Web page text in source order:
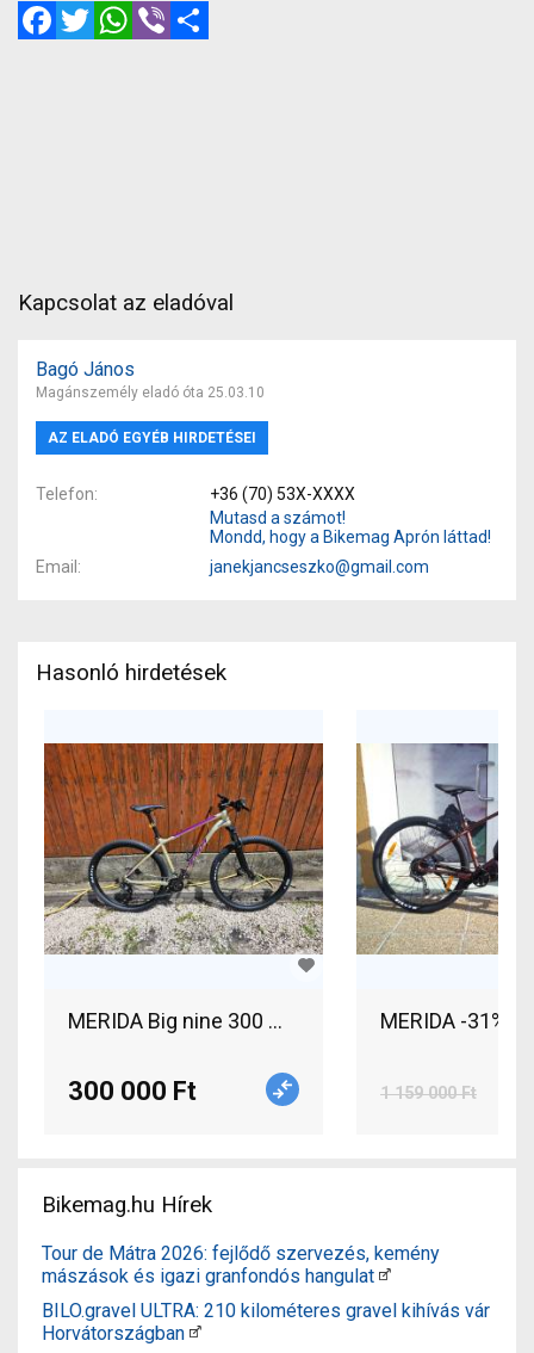
FacebookTwitterWhatsApp
Viber
Kapcsolat az eladóval
Bagó János
Magánszemély eladó óta 25.03.10
AZ ELADÓ EGYÉB HIRDETÉSEI
Telefon
+36 (70) 53X-XXXX
Mutasd a számot!
Mondd, hogy a Bikemag Aprón láttad!
Email
janekjancseszko@gmail.com
Hasonló hirdetések
MERIDA Big nine 300 Mountain Bike 29" elöl
300 000 Ft
MERIDA -
1 159 000 Ft
Bikemag.hu Hírek
Tour de Mátra 2026: fejlődő szervezés, kemény
mászások és igazi granfondós hangulat
BILO.gravel ULTRA: 210 kilométeres gravel kihívás vár
Horvátországban